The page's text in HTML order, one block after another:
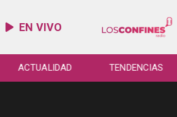
EN VIVO
ACTUALIDAD TENDENCIAS